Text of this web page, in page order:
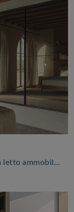
Se vuoi una camera da letto ammobiliata al meglio, scegli l'armadio Duo N109 con ante scorrevoli di Colombini Casa!